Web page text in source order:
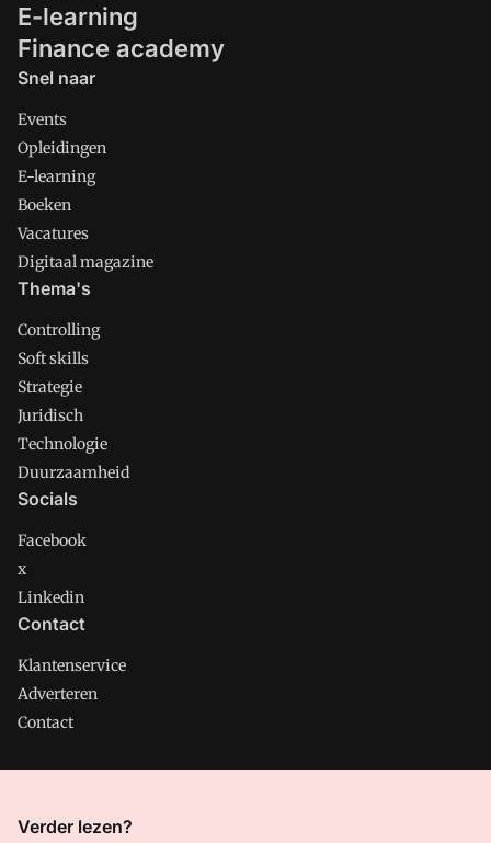
E-learning
Finance academy
Snel naar
Events
Opleidingen
E-learning
Boeken
Vacatures
Digitaal magazine
Thema's
Controlling
Soft skills
Strategie
Juridisch
Technologie
Duurzaamheid
Socials
Facebook
x
Linkedin
Contact
Klantenservice
Adverteren
Contact
CMweb is onderdeel van VMN media. Lees in
Verder lezen?